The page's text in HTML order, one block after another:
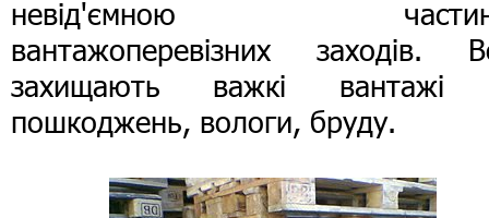
невід'ємною
вантажоперевізних заходів.
захищають важкі вантажі
пошкоджень, вологи, бруду.